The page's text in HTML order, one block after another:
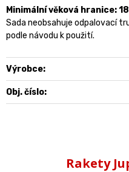
Minimální věková hranice:
Sada neobsahuje odpalovací
podle návodu k použití.
Výrobce:
Obj. číslo:
Rakety